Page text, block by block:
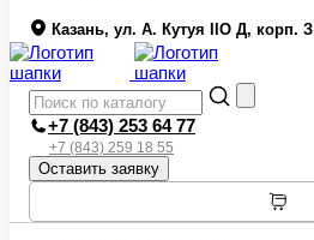
Казань, ул. А. Кутуя IIO Д, корп. З
+7 (843) 253 64 77
+7 (843) 259 18 55
Оставить заявку